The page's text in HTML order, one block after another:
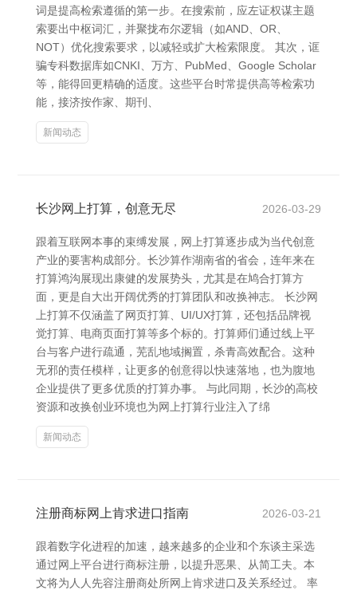
词是提高检索遵循的第一步。在搜索前，应左证权谋主题
索要出中枢词汇，并聚拢布尔逻辑（如AND、OR、
NOT）优化搜索要求，以减轻或扩大检索限度。 其次，诓
骗专科数据库如CNKI、万方、PubMed、Google Scholar
等，能得回更精确的适度。这些平台时常提供高等检索功
能，接济按作家、期刊、
新闻动态
长沙网上打算，创意无尽 2026-03-29
跟着互联网本事的束缚发展，网上打算逐步成为当代创意
产业的要害构成部分。长沙算作湖南省的省会，连年来在
打算鸿沟展现出康健的发展势头，尤其是在鸠合打算方
面，更是自大出开阔优秀的打算团队和改换神志。 长沙网
上打算不仅涵盖了网页打算、UI/UX打算，还包括品牌视
觉打算、电商页面打算等多个标的。打算师们通过线上平
台与客户进行疏通，芜乱地域搁置，杀青高效配合。这种
无邪的责任模样，让更多的创意得以快速落地，也为腹地
企业提供了更多优质的打算办事。 与此同期，长沙的高校
资源和改换创业环境也为网上打算行业注入了绵
新闻动态
注册商标网上肯求进口指南 2026-03-21
跟着数字化进程的加速，越来越多的企业和个东谈主采选
通过网上平台进行商标注册，以提升恶果、从简工夫。本
文将为人人先容注册商处所网上肯求进口及关系经过。 率